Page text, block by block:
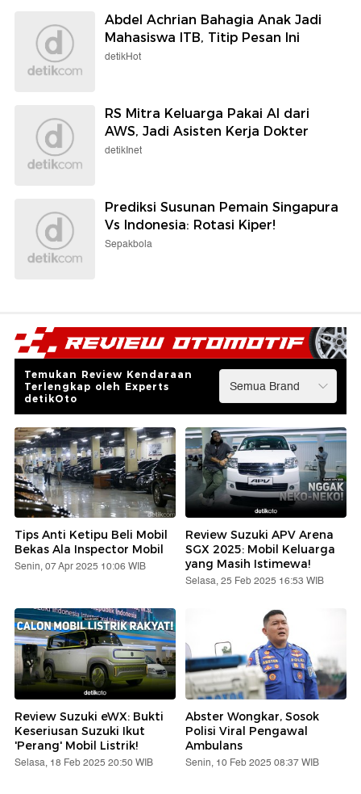
Abdel Achrian Bahagia Anak Jadi
Mahasiswa ITB, Titip Pesan Ini
detikHot
RS Mitra Keluarga Pakai AI dari
AWS, Jadi Asisten Kerja Dokter
detikInet
Prediksi Susunan Pemain Singapura
Vs Indonesia: Rotasi Kiper!
Sepakbola
Temukan Review Kendaraan
Terlengkap oleh Experts
detikOto
Tips Anti Ketipu Beli Mobil
Bekas Ala Inspector Mobil
Senin, 07 Apr 2025 10:06 WIB
Review Suzuki APV Arena
SGX 2025: Mobil Keluarga
yang Masih Istimewa!
Selasa, 25 Feb 2025 16:53 WIB
Review Suzuki eWX: Bukti
Keseriusan Suzuki Ikut
'Perang' Mobil Listrik!
Selasa, 18 Feb 2025 20:50 WIB
Abster Wongkar, Sosok
Polisi Viral Pengawal
Ambulans
Senin, 10 Feb 2025 08:37 WIB